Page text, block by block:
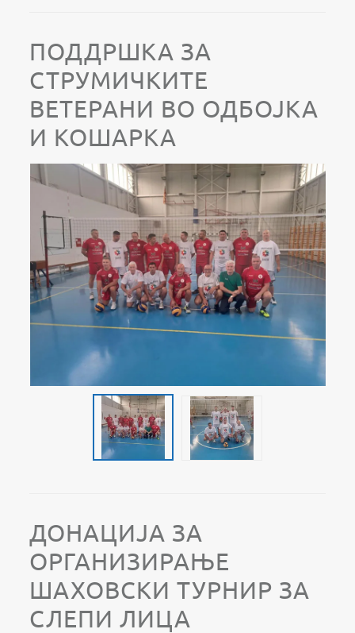
ПОДДРШКА ЗА
СТРУМИЧКИТЕ
ВЕТЕРАНИ ВО ОДБОЈКА
И КОШАРКА
ДОНАЦИЈА ЗА
ОРГАНИЗИРАЊЕ
ШАХОВСКИ ТУРНИР ЗА
СЛЕПИ ЛИЦА